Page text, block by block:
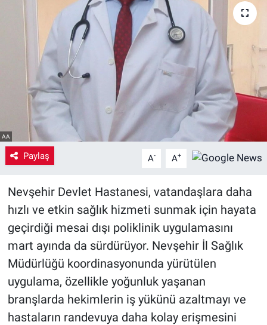
AA
Paylaş A- A+
Nevşehir Devlet Hastanesi, vatandaşlara daha
hızlı ve etkin sağlık hizmeti sunmak için hayata
geçirdiği mesai dışı poliklinik uygulamasını
mart ayında da sürdürüyor. Nevşehir İl Sağlık
Müdürlüğü koordinasyonunda yürütülen
uygulama, özellikle yoğunluk yaşanan
branşlarda hekimlerin iş yükünü azaltmayı ve
hastaların randevuya daha kolay erişmesini